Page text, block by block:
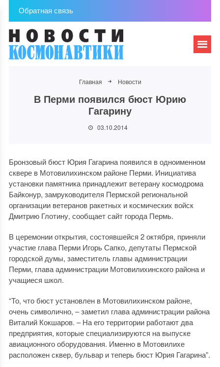
Обратная связь
Главная Новости
В Перми появился бюст Юрию
Гагарину
03.10.2014
Бронзовый бюст Юрия Гагарина появился в одноименном
сквере в Мотовилихинском районе Перми. Инициатива
установки памятника принадлежит ветерану космодрома
Байконур, замруководителя Пермской региональной
организации ветеранов ракетных и космических войск
Дмитрию Глотину, сообщает сайт города Пермь.
В церемонии открытия, состоявшейся 2 октября, приняли
участие глава Перми Игорь Сапко, депутаты Пермской
городской думы, заместитель главы администрации
Перми, глава администрации Мотовилихинского района и
учащиеся школ.
“То, что бюст установлен в Мотовилихинском районе,
очень символично, – заметил глава администрации района
Виталий Кокшаров. – На его территории работают два
предприятия, которые специализируются на выпуске
авиационного оборудования. Именно в Мотовилихе
расположен сквер, бульвар и теперь бюст Юрия Гагарина”.